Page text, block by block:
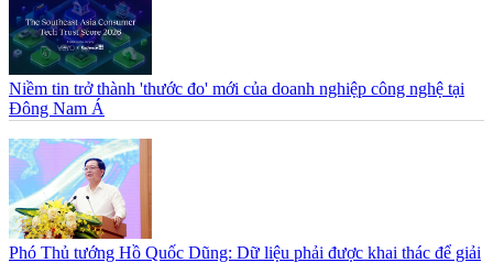
Niềm tin trở thành 'thước đo' mới của doanh nghiệp công nghệ tại
Đông Nam Á
Phó Thủ tướng Hồ Quốc Dũng: Dữ liệu phải được khai thác để giải